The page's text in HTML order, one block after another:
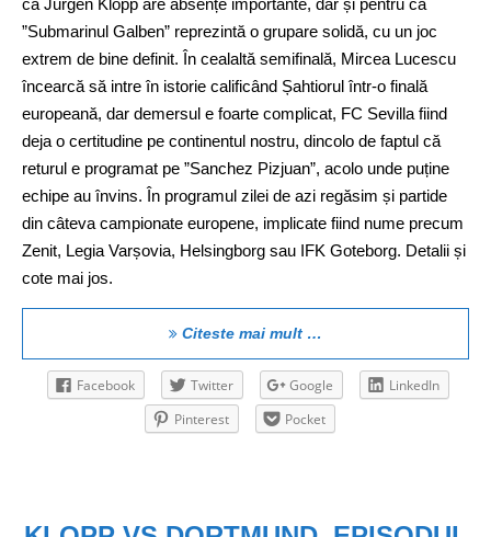
că Jurgen Klopp are absențe importante, dar și pentru că
”Submarinul Galben” reprezintă o grupare solidă, cu un joc
extrem de bine definit. În cealaltă semifinală, Mircea Lucescu
încearcă să intre în istorie calificând Șahtiorul într-o finală
europeană, dar demersul e foarte complicat, FC Sevilla fiind
deja o certitudine pe continentul nostru, dincolo de faptul că
returul e programat pe ”Sanchez Pizjuan”, acolo unde puține
echipe au învins. În programul zilei de azi regăsim și partide
din câteva campionate europene, implicate fiind nume precum
Zenit, Legia Varșovia, Helsingborg sau IFK Goteborg. Detalii și
cote mai jos.
Citeste mai mult …
Facebook Twitter Google
LinkedIn
Pinterest
Pocket